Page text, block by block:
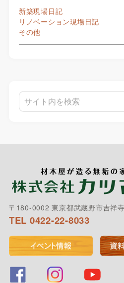
新築現場日記
リノベーション現場日記
その他
〒180-0002 東京都武蔵野市吉祥
TEL 0422-22-8033